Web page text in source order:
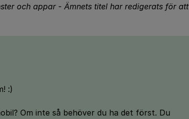
och appar- Ämnets titel har redigerats för att
:)
Om inte så behöver du ha det först. Du